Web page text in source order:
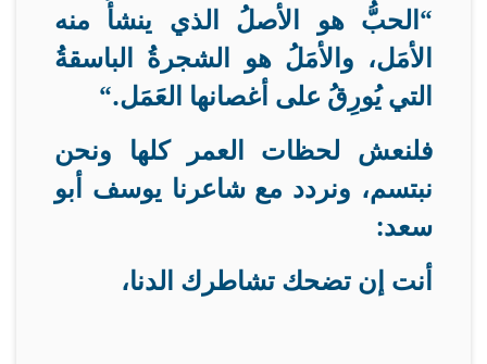
“الحبُّ هو الأصلُ الذي ينشأُ منه
الأمَل، والأمَلُ هو الشجرةُ الباسقةُ
التي يُورِقُ على أغصانها العَمَل“.
فلنعش لحظات العمر كلها ونحن
نبتسم، ونردد مع شاعرنا يوسف أبو
سعد:
أنت إن تضحك تشاطرك الدنا،